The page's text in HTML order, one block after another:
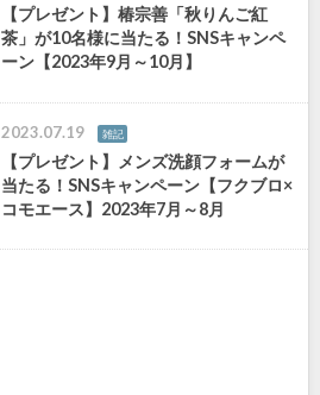
【プレゼント】椿宗善「秋りんご紅
茶」が10名様に当たる！SNSキャンペ
ーン【2023年9月～10月】
2023.07.19 雑記
【プレゼント】メンズ洗顔フォームが
当たる！SNSキャンペーン【フクブロ×
コモエース】2023年7月～8月